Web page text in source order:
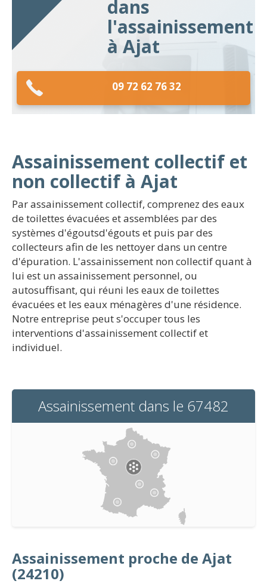
dans
l'assainissement
à Ajat
09 72 62 76 32
Assainissement collectif et
non collectif à Ajat
Par assainissement collectif, comprenez des eaux
de toilettes évacuées et assemblées par des
systèmes d'égoutsd'égouts et puis par des
collecteurs afin de les nettoyer dans un centre
d'épuration. L'assainissement non collectif quant à
lui est un assainissement personnel, ou
autosuffisant, qui réuni les eaux de toilettes
évacuées et les eaux ménagères d'une résidence.
Notre entreprise peut s'occuper tous les
interventions d'assainissement collectif et
individuel.
Assainissement dans le 67482
Assainissement proche de Ajat
(24210)